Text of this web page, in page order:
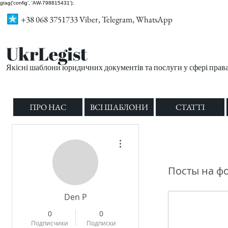
gtag('config', 'AW-798815431');
+38 068 3751733 Viber, Telegram, WhatsApp
UkrLegist
Якісні шаблони юридичних документів та послуги у сфері
ПРО НАС ВСІ ШАБЛОНИ СТАТТІ
Den P
0
Подписчики
0
Подписки
Посты на